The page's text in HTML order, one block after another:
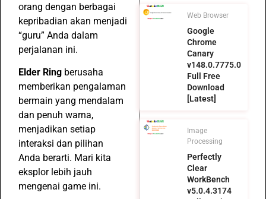
orang dengan berbagai
kepribadian akan menjadi
“guru” Anda dalam
perjalanan ini.
Elder Ring berusaha
memberikan pengalaman
bermain yang mendalam
dan penuh warna,
menjadikan setiap
interaksi dan pilihan
Anda berarti. Mari kita
eksplor lebih jauh
mengenai game ini.
Web Browser
Google
Chrome
Canary
v148.0.7775.0
Full Free
Download
[Latest]
Image
Processing
Perfectly
Clear
WorkBench
v5.0.4.3174